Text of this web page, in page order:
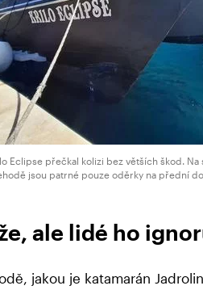
Eclipse přečkal kolizi bez větších škod.
jsou patrné pouze oděrky na přední
ale lidé ho
jakou je katamarán